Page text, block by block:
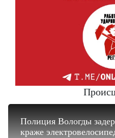
Полиция Вологды
краже